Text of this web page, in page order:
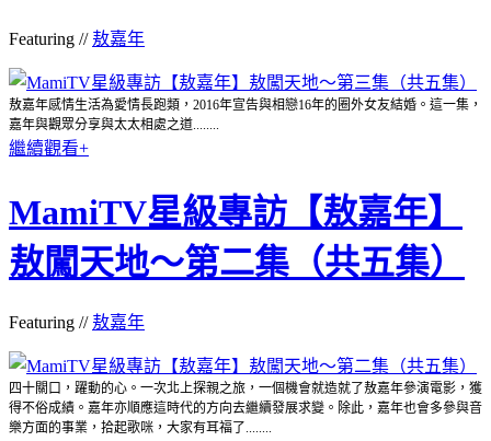
Featuring // 敖嘉年
敖嘉年感情生活為愛情長跑類，2016年宣告與相戀16年的圈外女友結婚。這一集，
嘉年與觀眾分享與太太相處之道........
繼續觀看+
MamiTV星級專訪【敖嘉年】
敖闖天地～第二集（共五集）
Featuring // 敖嘉年
四十關口，躍動的心。一次北上探親之旅，一個機會就造就了敖嘉年參演電影，獲
得不俗成績。嘉年亦順應這時代的方向去繼續發展求變。除此，嘉年也會多參與音
樂方面的事業，拾起歌咪，大家有耳福了........